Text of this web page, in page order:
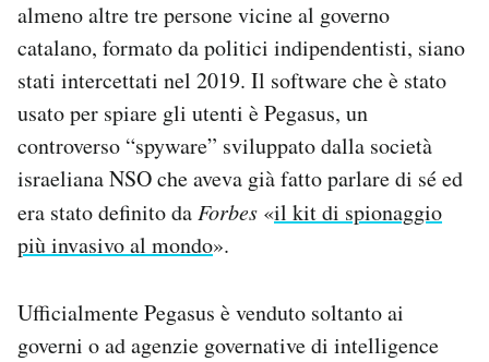
Newsletter
Notifiche mobile
Regala il Post
Hai bisogno di aiuto?
Esci
almeno altre tre persone vicine al governo
catalano, formato da politici indipendentisti, siano
stati intercettati nel 2019. Il software che è stato
usato per spiare gli utenti è Pegasus, un
controverso “spyware” sviluppato dalla società
israeliana NSO che aveva già fatto parlare di sé ed
era stato definito daForbes «il kit di spionaggio
più invasivo al mondo».
Ufficialmente Pegasus è venduto soltanto ai
governi o ad agenzie governative di intelligence